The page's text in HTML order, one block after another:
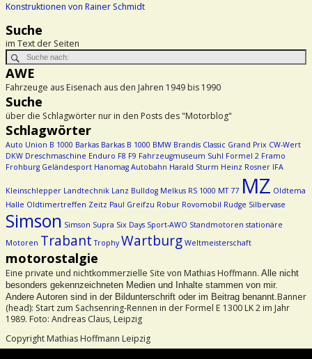
Konstruktionen von Rainer Schmidt
Suche
im Text der Seiten
AWE
Fahrzeuge aus Eisenach aus den Jahren 1949 bis 1990
Suche
über die Schlagwörter nur in den Posts des "Motorblog"
Schlagwörter
Auto Union B 1000 Barkas Barkas B 1000 BMW Brandis Classic Grand Prix CW-Wert
DKW Dreschmaschine Enduro F8 F9 Fahrzeugmuseum Suhl Formel 2 Framo
Frohburg Geländesport Hanomag Autobahn Harald Sturm Heinz Rosner IFA
Kleinschlepper Landtechnik Lanz Bulldog Melkus RS 1000 MT 77 MZ Oldtema
Halle Oldtimertreffen Zeitz Paul Greifzu Robur Rovomobil Rudge Silbervase
Simson Simson Supra Six Days Sport-AWO Standmotoren stationäre
Motoren Trabant Trophy Wartburg Weltmeisterschaft
motorostalgie
Eine private und nichtkommerzielle Site von Mathias Hoffmann. Alle nicht
besonders gekennzeichneten Medien und Inhalte stammen von mir.
Andere Autoren sind in der Bildunterschrift oder im Beitrag benannt. Banner
(head): Start zum Sachsenring-Rennen in der Formel E 1300 LK 2 im Jahr
1989. Foto: Andreas Claus, Leipzig
Copyright Mathias Hoffmann Leipzig